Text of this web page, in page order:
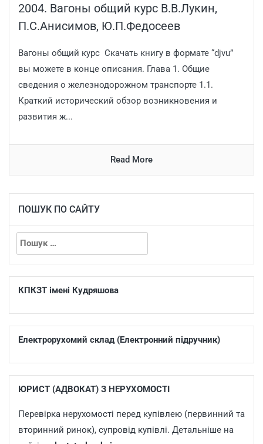
2004. Вагоны общий курс В.В.Лукин,
П.С.Анисимов, Ю.П.Федосеев
Вагоны общий курс Скачать книгу в формате “djvu”
вы можете в конце описания. Глава 1. Общие
сведения о железнодорожном транспорте 1.1.
Краткий исторический обзор возникновения и
развития ж...
Read More
ПОШУК ПО САЙТУ
КПКЗТ імені Кудряшова
Електрорухомий склад (Електронний підручник)
ЮРИСТ (АДВОКАТ) З НЕРУХОМОСТІ
Перевірка нерухомості перед купівлею (первинний та
вторинний ринок), супровід купівлі. Детальніше на